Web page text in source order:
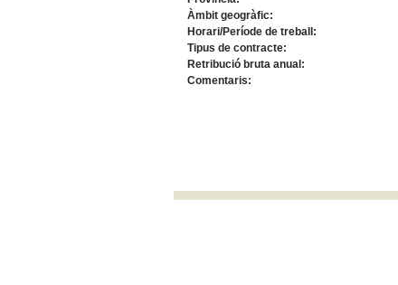
Àmbit geogràfic:
Horari/Període de treball:
Tipus de contracte:
Retribució bruta anual:
Comentaris: